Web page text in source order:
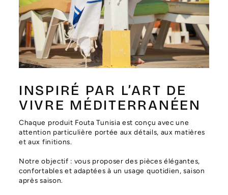
INSPIRÉ PAR L’ART DE
VIVRE MÉDITERRANÉEN
Chaque produit Fouta Tunisia est conçu avec une
attention particulière portée aux détails, aux matières
et aux finitions.
Notre objectif : vous proposer des pièces élégantes,
confortables et adaptées à un usage quotidien, saison
après saison.